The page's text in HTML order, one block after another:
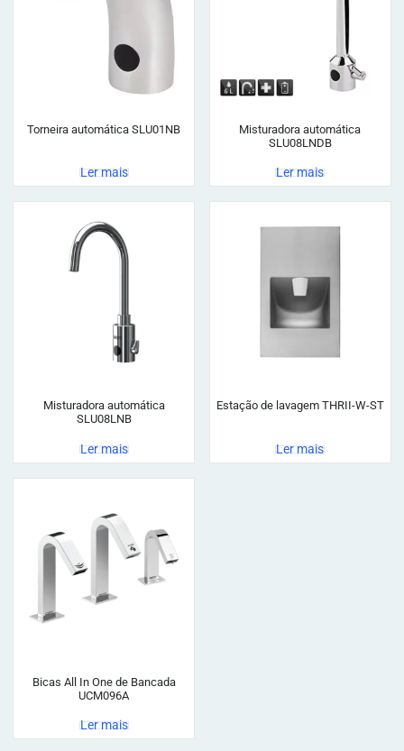
Torneira automática SLU01NB
Ler mais
Misturadora automática
SLU08LNDB
Ler mais
Misturadora automática
SLU08LNB
Ler mais
Estação de lavagem THRII-W-ST
Ler mais
Bicas All In One de Bancada
UCM096A
Ler mais